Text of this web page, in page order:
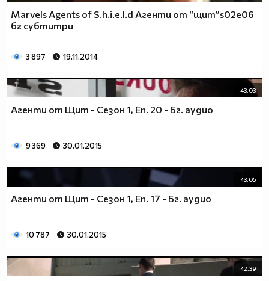
Marvels Agents of S.h.i.e.l.d Агенти от “щит”s02e06
бг субтитри
3 897 19.11.2014
43:03
Агенти от Щит - Сезон 1, Еп. 20 - Бг. аудио
9 369 30.01.2015
43:05
Агенти от Щит - Сезон 1, Еп. 17 - Бг. аудио
10 787 30.01.2015
42:39